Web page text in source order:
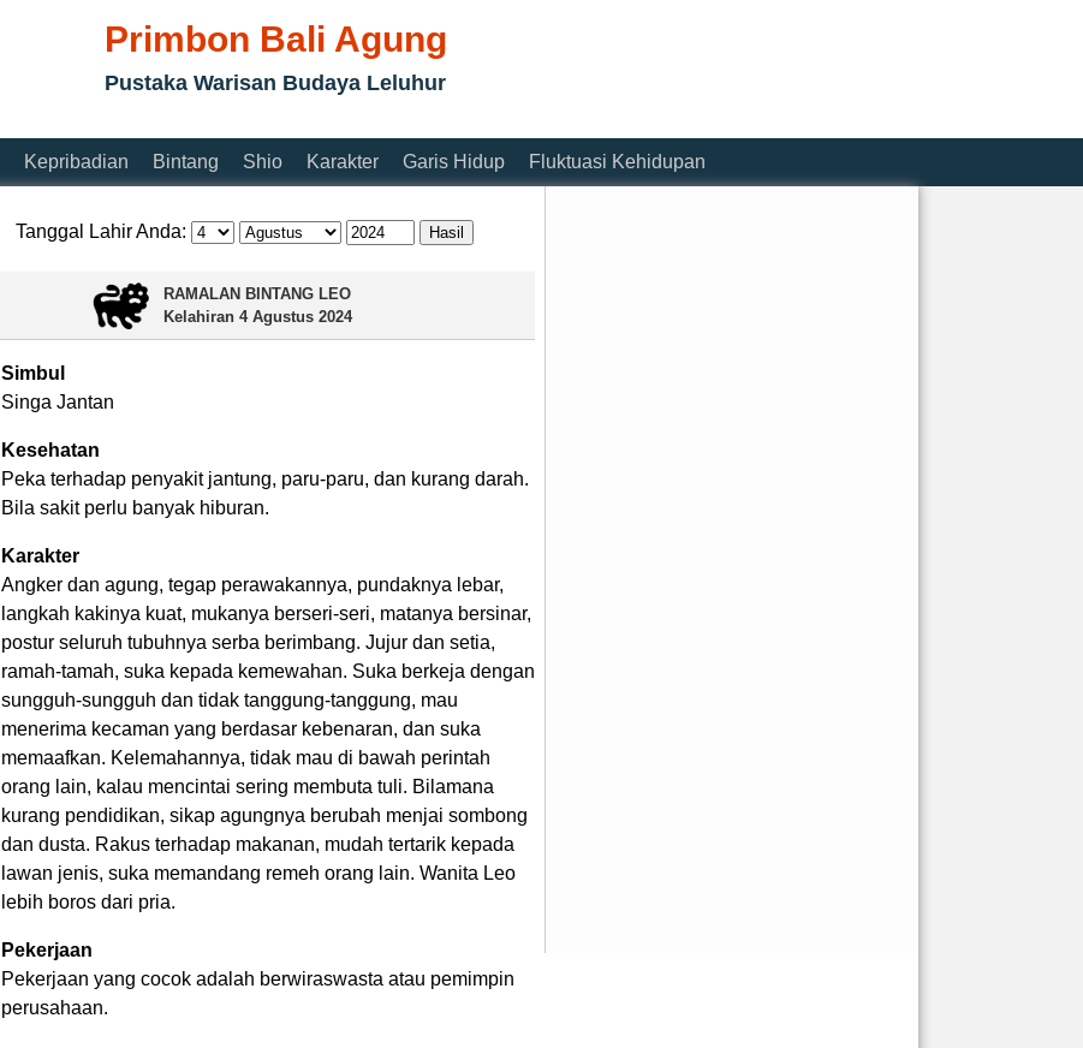
Primbon Bali Agung
Pustaka Warisan Budaya Leluhur
Kepribadian Bintang Shio Karakter Garis Hidup Fluktuasi Kehidupan
Tanggal Lahir Anda:
RAMALAN BINTANG LEO
Kelahiran 4 Agustus 2024
Simbul
Singa Jantan
Kesehatan
Peka terhadap penyakit jantung, paru-paru, dan kurang darah.
Bila sakit perlu banyak hiburan.
Karakter
Angker dan agung, tegap perawakannya, pundaknya lebar,
langkah kakinya kuat, mukanya berseri-seri, matanya bersinar,
postur seluruh tubuhnya serba berimbang. Jujur dan setia,
ramah-tamah, suka kepada kemewahan. Suka berkeja dengan
sungguh-sungguh dan tidak tanggung-tanggung, mau
menerima kecaman yang berdasar kebenaran, dan suka
memaafkan. Kelemahannya, tidak mau di bawah perintah
orang lain, kalau mencintai sering membuta tuli. Bilamana
kurang pendidikan, sikap agungnya berubah menjai sombong
dan dusta. Rakus terhadap makanan, mudah tertarik kepada
lawan jenis, suka memandang remeh orang lain. Wanita Leo
lebih boros dari pria.
Pekerjaan
Pekerjaan yang cocok adalah berwiraswasta atau pemimpin
perusahaan.